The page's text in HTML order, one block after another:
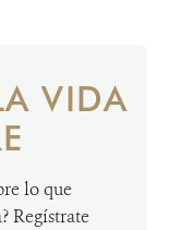
VIDA
lo que
Regístrate